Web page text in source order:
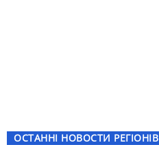
ОСТАННІ НОВОСТИ РЕГІОНІВ